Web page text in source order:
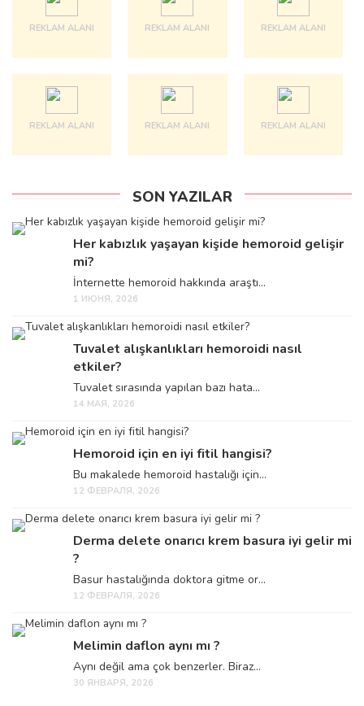
REKLAM ALANI REKLAM ALANI REKLAM ALANI
REKLAM ALANI REKLAM ALANI REKLAM ALANI
SON YAZILAR
Her kabızlık yaşayan kişide hemoroid gelişir
mi?
İnternette hemoroid hakkında araştı...
1 ИЮНЯ, 2026
Tuvalet alışkanlıkları hemoroidi nasıl
etkiler?
Tuvalet sırasında yapılan bazı hata...
14 МАЯ, 2026
Hemoroid için en iyi fitil hangisi?
Bu makalede hemoroid hastalığı için...
12 ФЕВРАЛЯ, 2026
Derma delete onarıcı krem basura iyi gelir mi
?
Basur hastalığında doktora gitme or...
12 ФЕВРАЛЯ, 2026
Melimin daflon aynı mı ?
Aynı değil ama çok benzerler. Biraz...
30 ЯНВАРЯ, 2026